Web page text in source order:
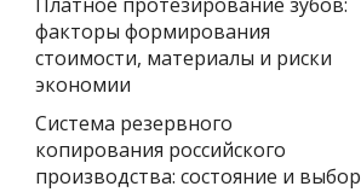
факторы формирования
стоимости, материалы и риски
экономии
Система резервного
копирования российского
производства: состояние и выбор